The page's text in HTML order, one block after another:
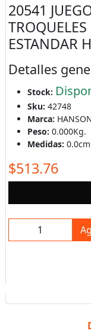
20541
ESTANDAR
Detalles
Stock:
Sku: 42748
Marca:
Peso: 0.000Kg.
Medidas:
$513.76